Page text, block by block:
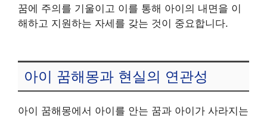
꿈에 주의를 기울이고 이를 통해 아이의 내면을 이
해하고 지원하는 자세를 갖는 것이 중요합니다.
아이 꿈해몽과 현실의 연관성
아이 꿈해몽에서 아이를 안는 꿈과 아이가 사라지는